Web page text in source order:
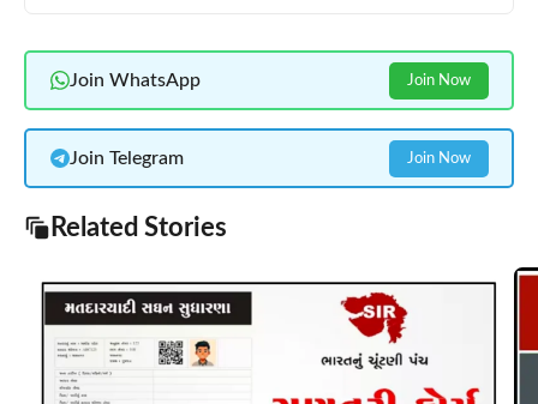
Join WhatsApp Join Now
Join Telegram Join Now
Related Stories